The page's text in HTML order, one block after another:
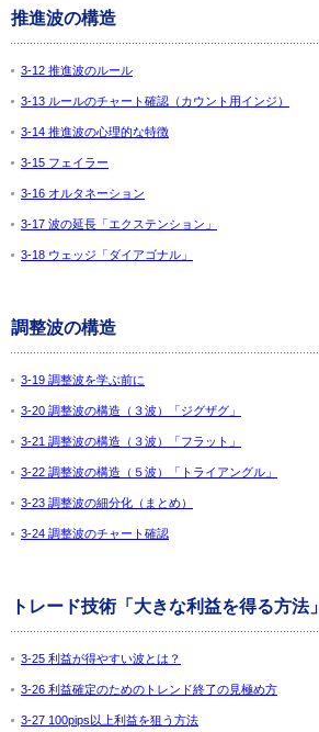
推進波の構造
3-12 推進波のルール
3-13 ルールのチャート確認（カウント用インジ）
3-14 推進波の心理的な特徴
3-15 フェイラー
3-16 オルタネーション
3-17 波の延長「エクステンション」
3-18 ウェッジ「ダイアゴナル」
調整波の構造
3-19 調整波を学ぶ前に
3-20 調整波の構造（３波）「ジグザグ」
3-21 調整波の構造（３波）「フラット」
3-22 調整波の構造（５波）「トライアングル」
3-23 調整波の細分化（まとめ）
3-24 調整波のチャート確認
トレード技術「大きな利益を得る方法」
3-25 利益が得やすい波とは？
3-26 利益確定のためのトレンド終了の見極め方
3-27 100pips以上利益を狙う方法